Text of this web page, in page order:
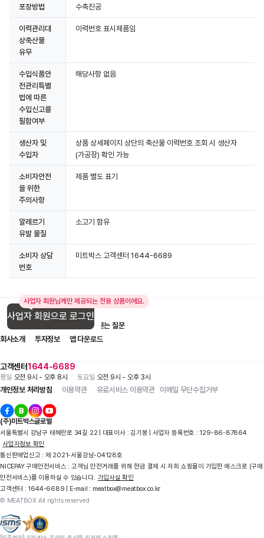
포장방법 수축진공
이력관리대
상축산물
유무
이력번호 표시제품임
수입식품안
전관리특별
법에 따른
수입신고를
필함여부
해당사항 없음
생산자 및
수입자
상품 상세페이지 상단의 축산물 이력번호 조회 시 생산자
(가공장) 확인 가능
소비자안전
을 위한
주의사항
제품 별도 표기
알레르기
유발 물질
소고기 함유
소비자 상담
번호
미트박스 고객센터 1644-6689
사업자 회원님께만 제공되는 전용 상품이에요.
사업자 회원으로 로그인
고객센터1644-6689
평일 오전 9시 - 오후 8시 토요일 오전 9시 - 오후 3시
입점 제휴 문의
자주 묻는 질문
회사소개
투자정보 앱 다운로드
개인정보 처리방침 이용약관 유료서비스 이용약관 이메일 무단수집거부
(주)미트박스글로벌
서울특별시 강남구 테헤란로 34길 22 | 대표이사 : 김기봉 | 사업자 등록번호 : 129-86-87864
사업자정보 확인
통신판매업신고 : 제 2021-서울강남-04128호
NICEPAY 구매안전서비스 : 고객님 안전거래를 위해 현금 결제 시 저희 쇼핑몰이 가입한 에스크로 (구매
안전서비스)를 이용하실 수 있습니다. 가입사실 확인
고객센터 : 1644-6689 | E-mail : meatbox@meatbox.co.kr
© MEATBOX All rights reserved